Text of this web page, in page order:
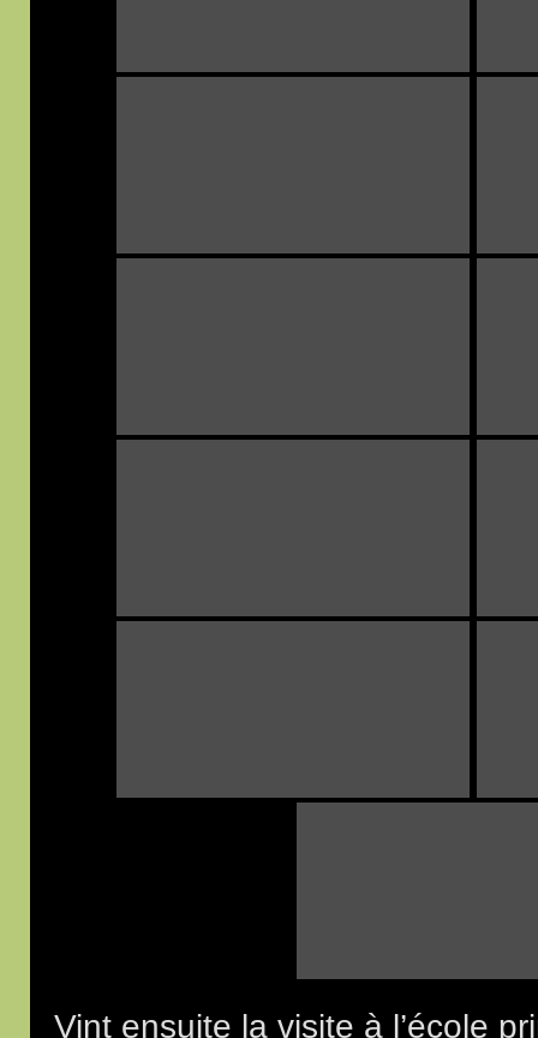
Vint ensuite la visite à l’école